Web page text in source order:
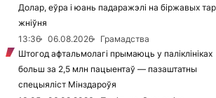
Долар, еўра і юань падаражэлі на біржавых
жніўня
13:36
06.08.2026
Грамадства
Штогод афтальмолагі прымаюць у паліклініках
больш за 2,5 млн пацыентаў — пазаштатны
спецыяліст Мінздароўя